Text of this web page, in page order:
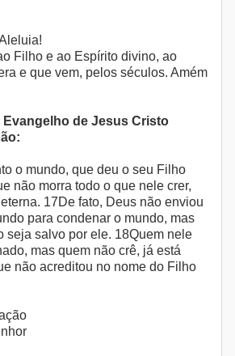
Filho e ao Espírito divino, ao
e que vem, pelos séculos. Amém
Evangelho de Jesus Cristo
o mundo, que deu o seu Filho
não morra todo o que nele crer,
17De fato, Deus não enviou
para condenar o mundo, mas
seja salvo por ele. 18Quem nele
mas quem não crê, já está
não acreditou no nome do Filho